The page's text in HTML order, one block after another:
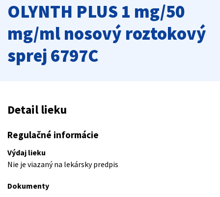
OLYNTH PLUS 1 mg/50
mg/ml nosový roztokový
sprej 6797C
Detail lieku
Regulačné informácie
Výdaj lieku
Nie je viazaný na lekársky predpis
Dokumenty